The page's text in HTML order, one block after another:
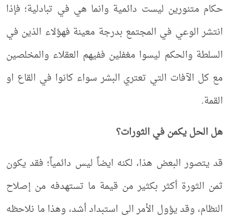
حكام متنورين ليست دائمية وانما هي في تبادلية؛ فإذا
انتشر الوعي في المجتمع بدرجة معينة فهؤلاء الذين في
السلطة والحكم ليسوا مغفلين ففيهم العقلاء والمخلصين
مع كل الآفات التي تعتري البشر سواء كانوا في القاع او
القمة.
هل الحل يكمن في الثورات؟
قد يتصور البعض هذا، لكنه ايضاً ليس دائمياً؛ فقد يكون
ثمن الثورة أكثر بكثير من قيمة ما تستهدفه من إصلاح
النظام، وقد يؤول الأمر الى استبداد أشد، وهذا ما نلاحظه